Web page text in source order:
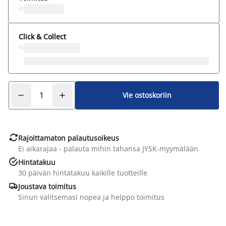
Click & Collect
Vie ostoskoriin
Rajoittamaton palautusoikeus
Ei aikarajaa - palauta mihin tahansa JYSK-myymälään
Hintatakuu
30 päivän hintatakuu kaikille tuotteille
Joustava toimitus
Sinun valitsemasi nopea ja helppo toimitus